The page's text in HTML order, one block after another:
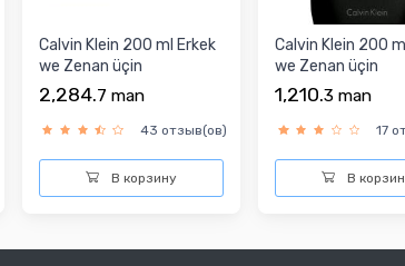
Calvin Klein 200 ml Erkek
we Zenan üçin
Parfýumeriýa suwy
2,284.7 man
43 отзыв(ов)
В корзину
Calvin Klein 200
we Zenan üçin
Parfýumeriýa
1,210.3 man
17
В